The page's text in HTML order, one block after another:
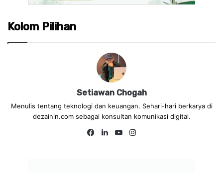
Kolom Pilihan
Setiawan Chogah
Menulis tentang teknologi dan keuangan. Sehari-hari berkarya di
dezainin.com sebagai konsultan komunikasi digital.
Fa
Lin
Yo